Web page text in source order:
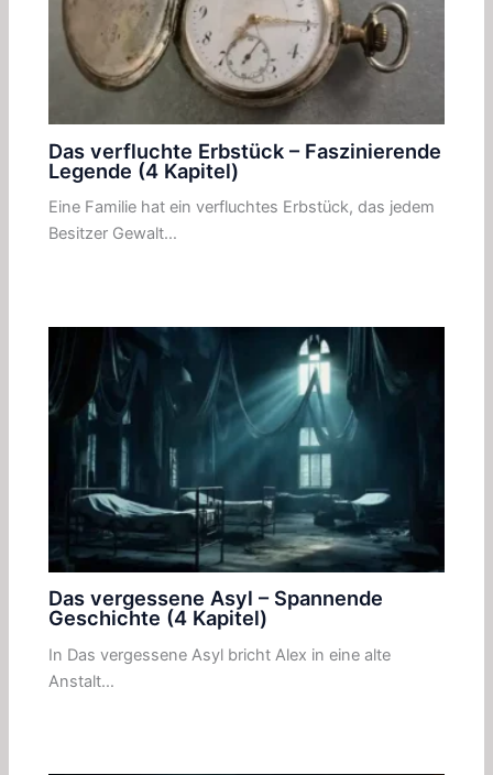
Das verfluchte Erbstück – Faszinierende
Legende (4 Kapitel)
Eine Familie hat ein verfluchtes Erbstück, das jedem
Besitzer Gewalt…
Das vergessene Asyl – Spannende
Geschichte (4 Kapitel)
In Das vergessene Asyl bricht Alex in eine alte
Anstalt…